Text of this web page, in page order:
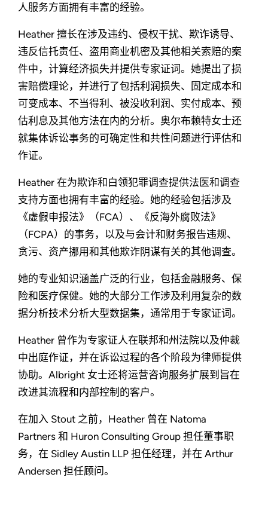
人服务方面拥有丰富的经验。
Heather 擅长在涉及违约、侵权干扰、欺诈诱导、
违反信托责任、盗用商业机密及其他相关索赔的案
件中，计算经济损失并提供专家证词。她提出了损
害赔偿理论，并进行了包括利润损失、固定成本和
可变成本、不当得利、被没收利润、实付成本、预
估利息及其他方法在内的分析。奥尔布赖特女士还
就集体诉讼事务的可确定性和共性问题进行评估和
作证。
Heather 在为欺诈和白领犯罪调查提供法医和调查
支持方面也拥有丰富的经验。她的经验包括涉及
《虚假申报法》（FCA）、《反海外腐败法》
（FCPA）的事务，以及与会计和财务报告违规、
贪污、资产挪用和其他欺诈阴谋有关的其他调查。
她的专业知识涵盖广泛的行业，包括金融服务、保
险和医疗保健。她的大部分工作涉及利用复杂的数
据分析技术分析大型数据集，通常用于专家证词。
Heather 曾作为专家证人在联邦和州法院以及仲裁
中出庭作证，并在诉讼过程的各个阶段为律师提供
协助。Albright 女士还将运营咨询服务扩展到旨在
改进其流程和内部控制的客户。
在加入 Stout 之前，Heather 曾在 Natoma
Partners 和 Huron Consulting Group 担任董事职
务，在 Sidley Austin LLP 担任经理，并在 Arthur
Andersen 担任顾问。